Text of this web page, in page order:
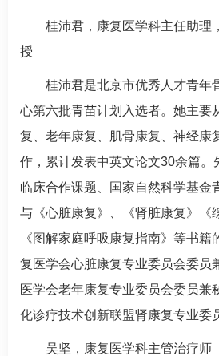
桂沛君 ， 康复医学科主任助理
授
桂沛君是北京市优秀人才青年
心第六批青苗计划入选者。她主要
复、老年康复、肌骨康复、神经康
作，累计发表中英文论文30余篇。
临床合作课题、国家自然科学基金
与《心脏康复》、《肾脏康复》《
《图解家庭呼吸康复指南》等书
复医学会心脏康复专业委员会委员
医学会老年康复专业委员会委员兼
化诊疗技术创新联盟肾康复专业委
吴坚， 康复医学科主管治疗师